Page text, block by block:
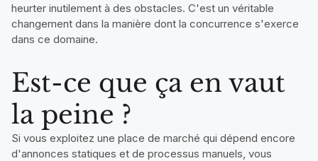
heurter inutilement à des obstacles. C'est un véritable
changement dans la manière dont la concurrence s'exerce
dans ce domaine.
Est-ce que ça en vaut
la peine ?
Si vous exploitez une place de marché qui dépend encore
d'annonces statiques et de processus manuels, vous